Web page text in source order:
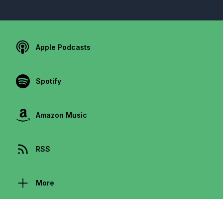
Apple Podcasts
Spotify
Amazon Music
RSS
More